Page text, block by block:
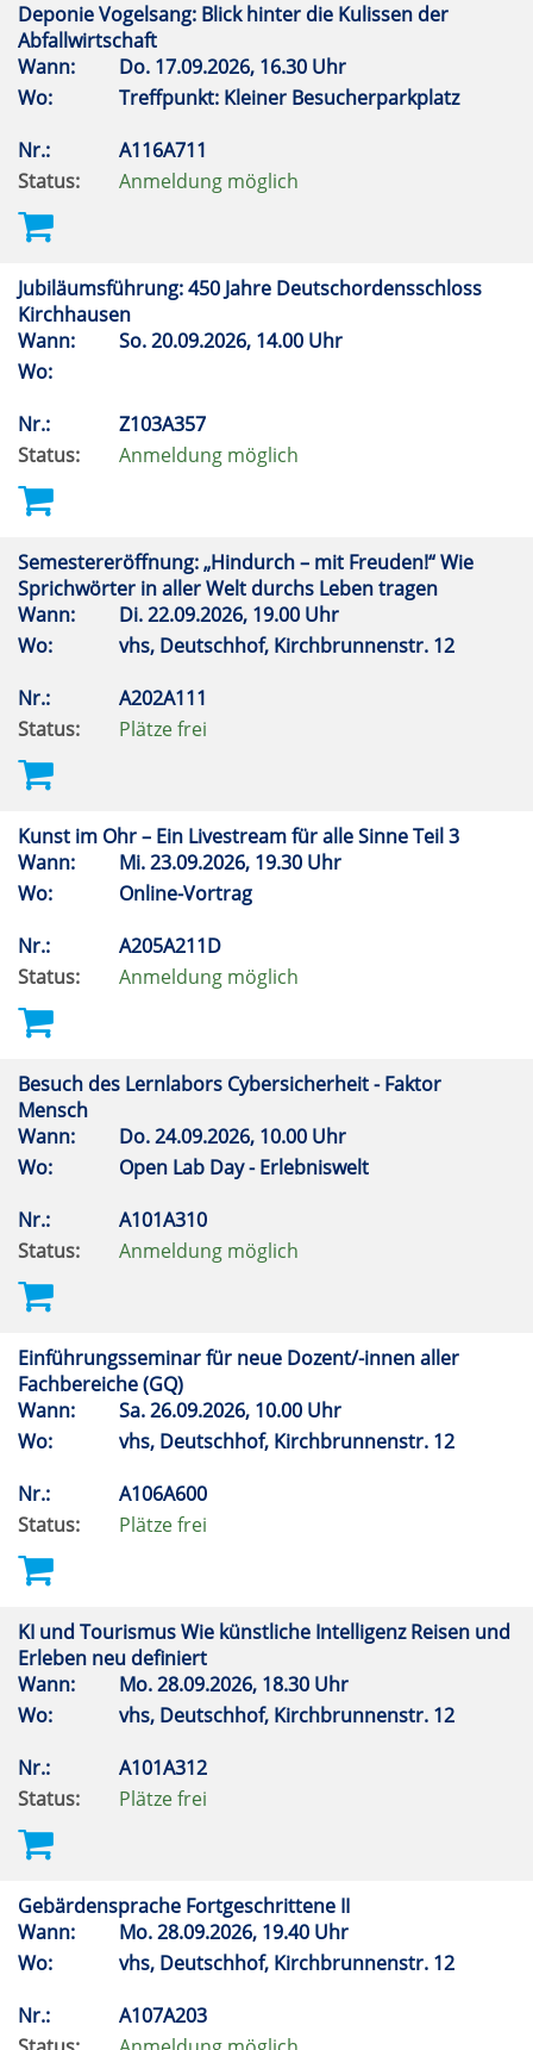
Deponie Vogelsang: Blick hinter die Kulissen der
Abfallwirtschaft
Wann:
Do. 17.09.2026, 16.30 Uhr
Wo:
Treffpunkt: Kleiner Besucherparkplatz
Nr.:
A116A711
Status:
Anmeldung möglich
Jubiläumsführung: 450 Jahre Deutschordensschloss
Kirchhausen
Wann:
So.20.09.2026, 14.00 Uhr
Wo:
Nr.:
Z103A357
Status:
Anmeldung möglich
Semestereröffnung: „Hindurch – mit Freuden!“ Wie
Sprichwörter in aller Welt durchs Leben tragen
Wann:
Di.22.09.2026, 19.00 Uhr
Wo:
vhs, Deutschhof, Kirchbrunnenstr. 12
Nr.:
A202A111
Status:
Plätze frei
Kunst im Ohr – Ein Livestream für alle Sinne Teil 3
Wann:
Mi.23.09.2026, 19.30 Uhr
Wo:
Online-Vortrag
Nr.:
A205A211D
Status:
Anmeldung möglich
Besuch des Lernlabors Cybersicherheit - Faktor
Mensch
Wann:
Do.24.09.2026, 10.00 Uhr
Wo:
Open Lab Day - Erlebniswelt
Nr.:
A101A310
Status:
Anmeldung möglich
Einführungsseminar für neue Dozent/-innen aller
Fachbereiche (GQ)
Wann:
Sa.26.09.2026, 10.00 Uhr
Wo:
vhs, Deutschhof, Kirchbrunnenstr. 12
Nr.:
A106A600
Status:
Plätze frei
KI und Tourismus Wie künstliche Intelligenz Reisen und
Erleben neu definiert
Wann:
Mo.28.09.2026, 18.30 Uhr
Wo:
vhs, Deutschhof, Kirchbrunnenstr. 12
Nr.:
A101A312
Status:
Plätze frei
Gebärdensprache Fortgeschrittene II
Wann:
Mo.28.09.2026, 19.40 Uhr
Wo:
vhs, Deutschhof, Kirchbrunnenstr. 12
Nr.:
A107A203